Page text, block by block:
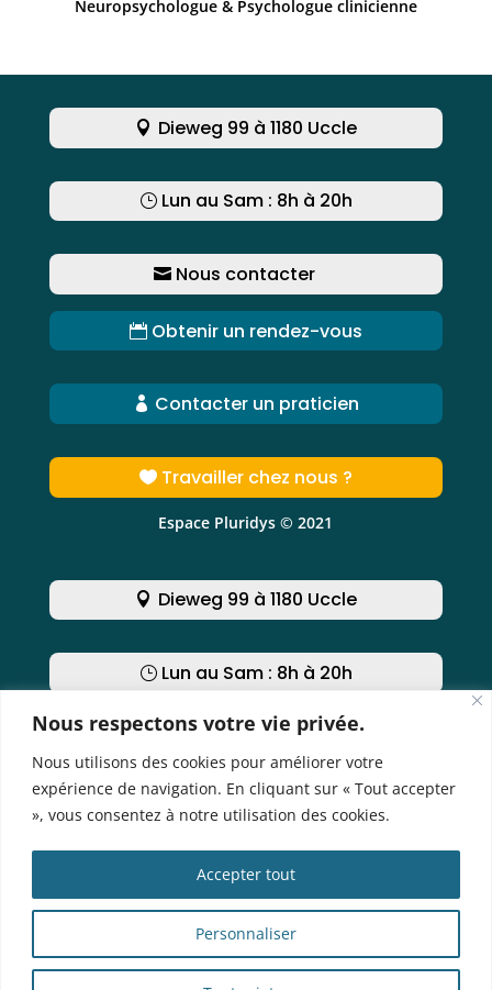
Nous respectons votre vie privée.
Nous utilisons des cookies pour améliorer votre
expérience de navigation. En cliquant sur « Tout accepter
», vous consentez à notre utilisation des cookies.
Personnaliser
Accepter tout
Neuropsychologue & Psychologue clinicienne
Dieweg 99 à 1180 Uccle
Lun au Sam : 8h à 20h
Nous contacter
Obtenir un rendez-vous
Contacter un praticien
Travailler chez nous ?
Espace Pluridys © 2021
Dieweg 99 à 1180 Uccle
Lun au Sam : 8h à 20h
Obtenir un rendez-vous
Contacter un praticien
Travailler chez nous ?